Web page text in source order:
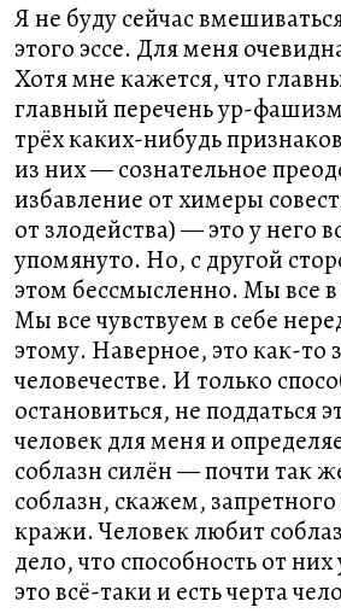
Я не буду сейчас
этого эссе. Для меня
Хотя мне кажется, что
главный перечень ур-
трёх каких-нибудь
из них — сознательное
избавление от химеры
от злодейства) — это у него
упомянуто. Но, с другой
этом бессмысленно. Мы все в
Мы все чувствуем в себе
этому. Наверное, это как-то
человечестве. И только
остановиться, не поддаться
человек для меня и
соблазн силён — почти так
соблазн, скажем, запретного
кражи. Человек любит
дело, что способность от
это всё-таки и есть черта